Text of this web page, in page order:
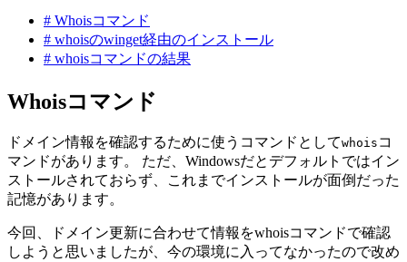
# Whoisコマンド
# whoisのwinget経由のインストール
# whoisコマンドの結果
Whoisコマンド
ドメイン情報を確認するために使うコマンドとしてwhois コ
マンドがあります。 ただ、Windowsだとデフォルトではイン
ストールされておらず、これまでインストールが面倒だった
記憶があります。
今回、ドメイン更新に合わせて情報をwhoisコマンドで確認
しようと思いましたが、今の環境に入ってなかったので改め